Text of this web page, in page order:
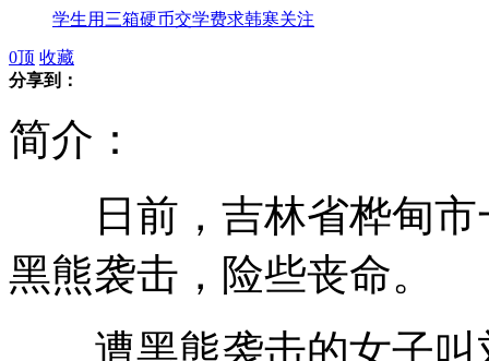
学生用三箱硬币交学费求韩寒关注
美联储出台新一轮刺激政策以提振经济
0顶 收藏
分享到：
简介：
日前，吉林省桦甸市
黑熊袭击，险些丧命。
遭黑熊袭击的女子叫